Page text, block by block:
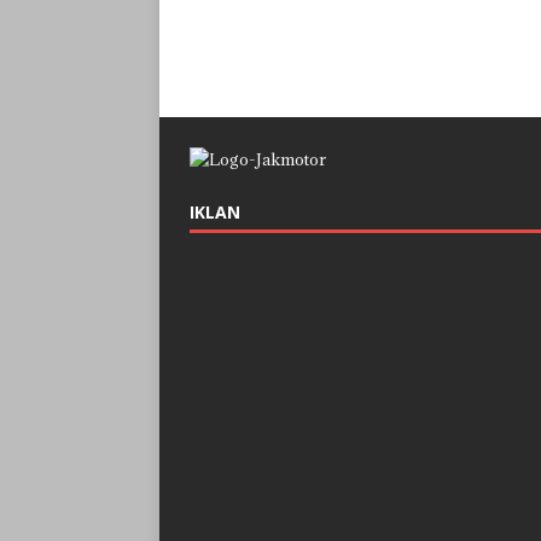
IKLAN